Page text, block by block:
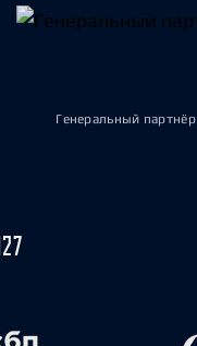
Генеральный партнёр